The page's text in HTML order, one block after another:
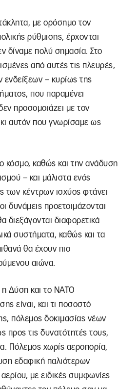
με ορόσημο τον
ρύθμισης, έρχονται
δίναμε πολύ σημασία. Στο
από αυτές τις πλευρές,
ενδείξεων – κυρίως της
που παραμένει
προσομοιάζει με τον
αυτόν που γνωρίσαμε ως
κόσμο, καθώς και την ανάδυση
– και μάλιστα ενός
των κέντρων ισχύος φτάνει
δυνάμεις προετοιμάζονται
διεξάγονται διαφορετικά
συστήματα, καθώς και τα
θα έχουν πιο
αιώνα.
η Δύση και το ΝΑΤΟ
είναι, και τι ποσοστό
πόλεμος δοκιμασίας νέων
προς τις δυνατότητές τους,
Πόλεμος χωρίς αεροπορία,
εδαφική παλιότερων
με ειδικές συμφωνίες